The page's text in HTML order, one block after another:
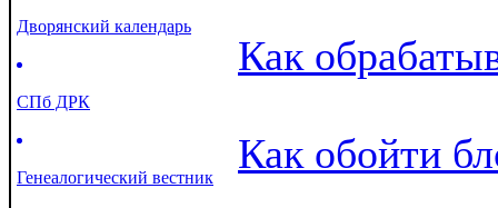
Дворянский календарь
СПб ДРК
Генеалогический вестник
Как
Как обойти